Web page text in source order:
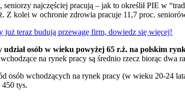
najczęściej pracują – jak to określił PIE w
Z kolei w ochronie zdrowia pracuje 11,7 proc.
już teraz budują przewagę firm, dowiedz się więcej!
udział osób w wieku powyżej 65 r.ż. na polskim
na rynek pracy są średnio rzecz biorąc
osób wchodzących na rynek pracy (w wieku 20-24
450 tys.